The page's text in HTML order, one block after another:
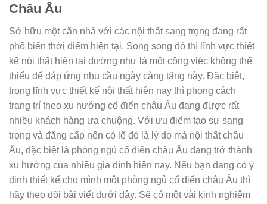
Châu Âu
Sở hữu một căn nhà với các nội thất sang trọng đang rất
phổ biến thời điểm hiện tại. Song song đó thì lĩnh vực thiết
kế nội thất hiện tại dường như là một công việc không thể
thiếu để đáp ứng nhu cầu ngày càng tăng này. Đặc biệt,
trong lĩnh vực thiết kế nội thất hiện nay thì phong cách
trang trí theo xu hướng cổ điển châu Âu đang được rất
nhiều khách hàng ưa chuộng. Với ưu điểm tạo sự sang
trọng và đẳng cấp nên có lẽ đó là lý do mà nội thất châu
Âu, đặc biệt là phòng ngủ cổ điển châu Âu đang trở thành
xu hướng của nhiều gia đình hiện nay. Nếu bạn đang có ý
định thiết kế cho mình một phòng ngủ cổ điển châu Âu thì
hãy theo dõi bài viết dưới đây. Sẽ có một vài kinh nghiệm